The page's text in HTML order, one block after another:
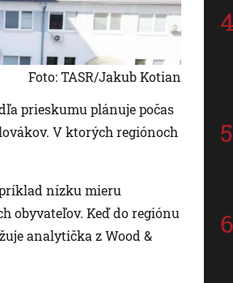
Foto: TASR/Jakub Kotian
prieskumu plánuje počas
V ktorých regiónoch
nízku mieru
obyvateľov. Keď do regiónu
analytička z Wood &